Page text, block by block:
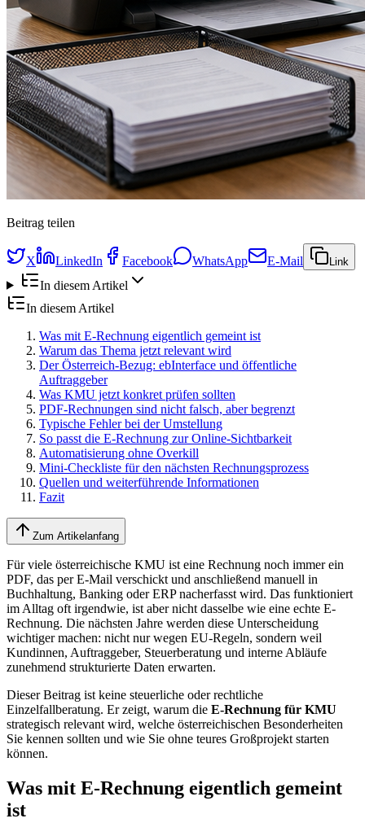
Beitrag teilen
X LinkedIn Facebook WhatsApp E-Mail Link
In diesem Artikel
In diesem Artikel
Was mit E-Rechnung eigentlich gemeint ist
Warum das Thema jetzt relevant wird
Der Österreich-Bezug: ebInterface und öffentliche
Auftraggeber
Was KMU jetzt konkret prüfen sollten
PDF-Rechnungen sind nicht falsch, aber begrenzt
Typische Fehler bei der Umstellung
So passt die E-Rechnung zur Online-Sichtbarkeit
Automatisierung ohne Overkill
Mini-Checkliste für den nächsten Rechnungsprozess
Quellen und weiterführende Informationen
Fazit
Zum Artikelanfang
Für viele österreichische KMU ist eine Rechnung noch immer ein
PDF, das per E-Mail verschickt und anschließend manuell in
Buchhaltung, Banking oder ERP nacherfasst wird. Das funktioniert
im Alltag oft irgendwie, ist aber nicht dasselbe wie eine echte E-
Rechnung. Die nächsten Jahre werden diese Unterscheidung
wichtiger machen: nicht nur wegen EU-Regeln, sondern weil
Kundinnen, Auftraggeber, Steuerberatung und interne Abläufe
zunehmend strukturierte Daten erwarten.
Dieser Beitrag ist keine steuerliche oder rechtliche
Einzelfallberatung. Er zeigt, warum die E-Rechnung für KMU
strategisch relevant wird, welche österreichischen Besonderheiten
Sie kennen sollten und wie Sie ohne teures Großprojekt starten
können.
Was mit E-Rechnung eigentlich gemeint
ist